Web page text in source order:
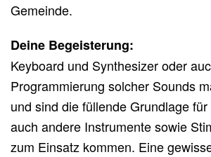
Gemeinde.
Deine Begeisterung:
Keyboard und Synthesizer oder
Programmierung solcher Sounds
und sind die füllende Grundlage
auch andere Instrumente sowie
zum Einsatz kommen. Eine